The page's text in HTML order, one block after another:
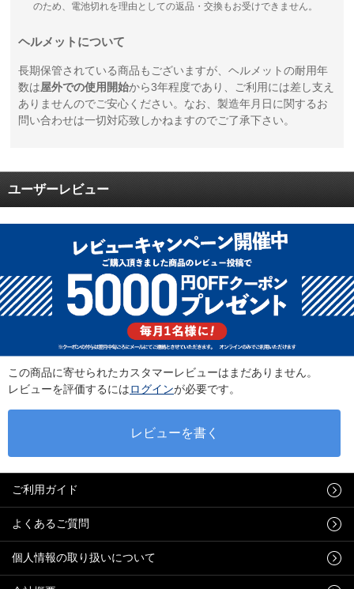
のため、電池切れを理由としての返品・交換もお受けできません。
ヘルメットについて
長期保管されている商品もございますが、ヘルメットの耐用年
数は屋外での使用開始から3年程度であり、ご利用には差し支え
ありませんのでご安心ください。なお、製造年月日に関するお
問い合わせは一切対応致しかねますのでご了承下さい。
ユーザーレビュー
この商品に寄せられたカスタマーレビューはまだありません。
レビューを評価するにはログインが必要です。
ご利用ガイド
よくあるご質問
個人情報の取り扱いについて